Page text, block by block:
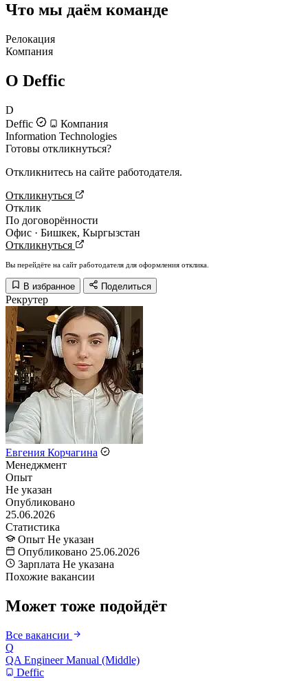
Что мы даём команде
Релокация
Компания
О Deffic
D
Deffic
Компания
Information Technologies
Готовы откликнуться?
Откликнитесь на сайте работодателя.
Откликнуться
Отклик
По договорённости
Офис · Бишкек, Кыргызстан
Откликнуться
Вы перейдёте на сайт работодателя для оформления отклика.
В избранное Поделиться
Рекрутер
Евгения Корчагина
Менеджмент
Опыт
Не указан
Опубликовано
25.06.2026
Статистика
Опыт Не указан
Опубликовано 25.06.2026
Зарплата Не указана
Похожие вакансии
Может тоже подойдёт
Все вакансии
Q
QA Engineer Manual (Middle)
Deffic